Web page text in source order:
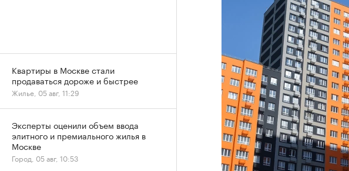
Квартиры в Москве стали
продаваться дороже и быстрее
Жилье, 05 авг, 11:29
Эксперты оценили объем ввода
элитного и премиального жилья в
Москве
Город, 05 авг, 10:53